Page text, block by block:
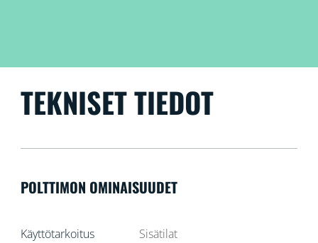
TEKNISET TIEDOT
POLTTIMON OMINAISUUDET
Käyttötarkoitus Sisätilat